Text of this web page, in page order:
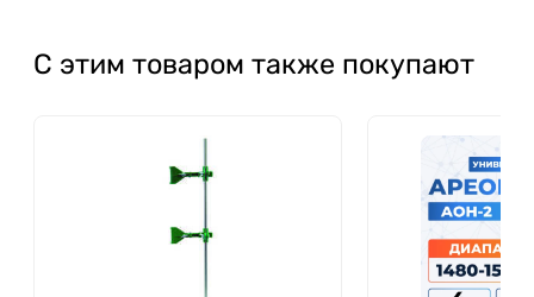
С этим товаром также покупают